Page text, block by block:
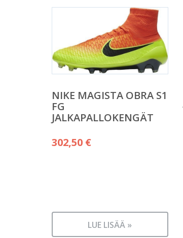
NIKE MAGISTA OBRA S1
FG
JALKAPALLOKENGÄT
302,50 €
LUE LISÄÄ »